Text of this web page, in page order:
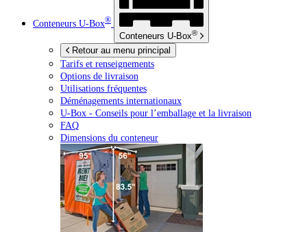
Conteneurs U-Box®
Conteneurs U-Box®
Retour au menu principal
Tarifs et renseignements
Options de livraison
Utilisations fréquentes
Déménagements internationaux
U-Box - Conseils pour l’emballage et la livraison
FAQ
Dimensions du conteneur